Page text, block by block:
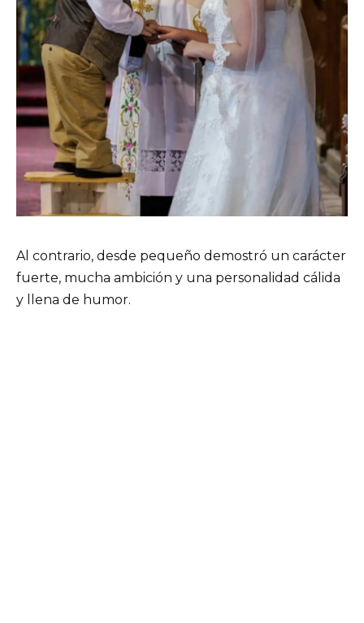
Al contrario, desde pequeño demostró un carácter
fuerte, mucha ambición y una personalidad cálida
y llena de humor.